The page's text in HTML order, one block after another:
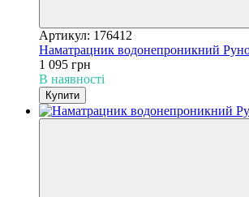
Артикул: 176412
Наматрацник водонепроникний
1 095 грн
В наявності
Купити